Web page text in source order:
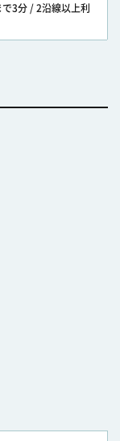
3分 / 2沿線以上利